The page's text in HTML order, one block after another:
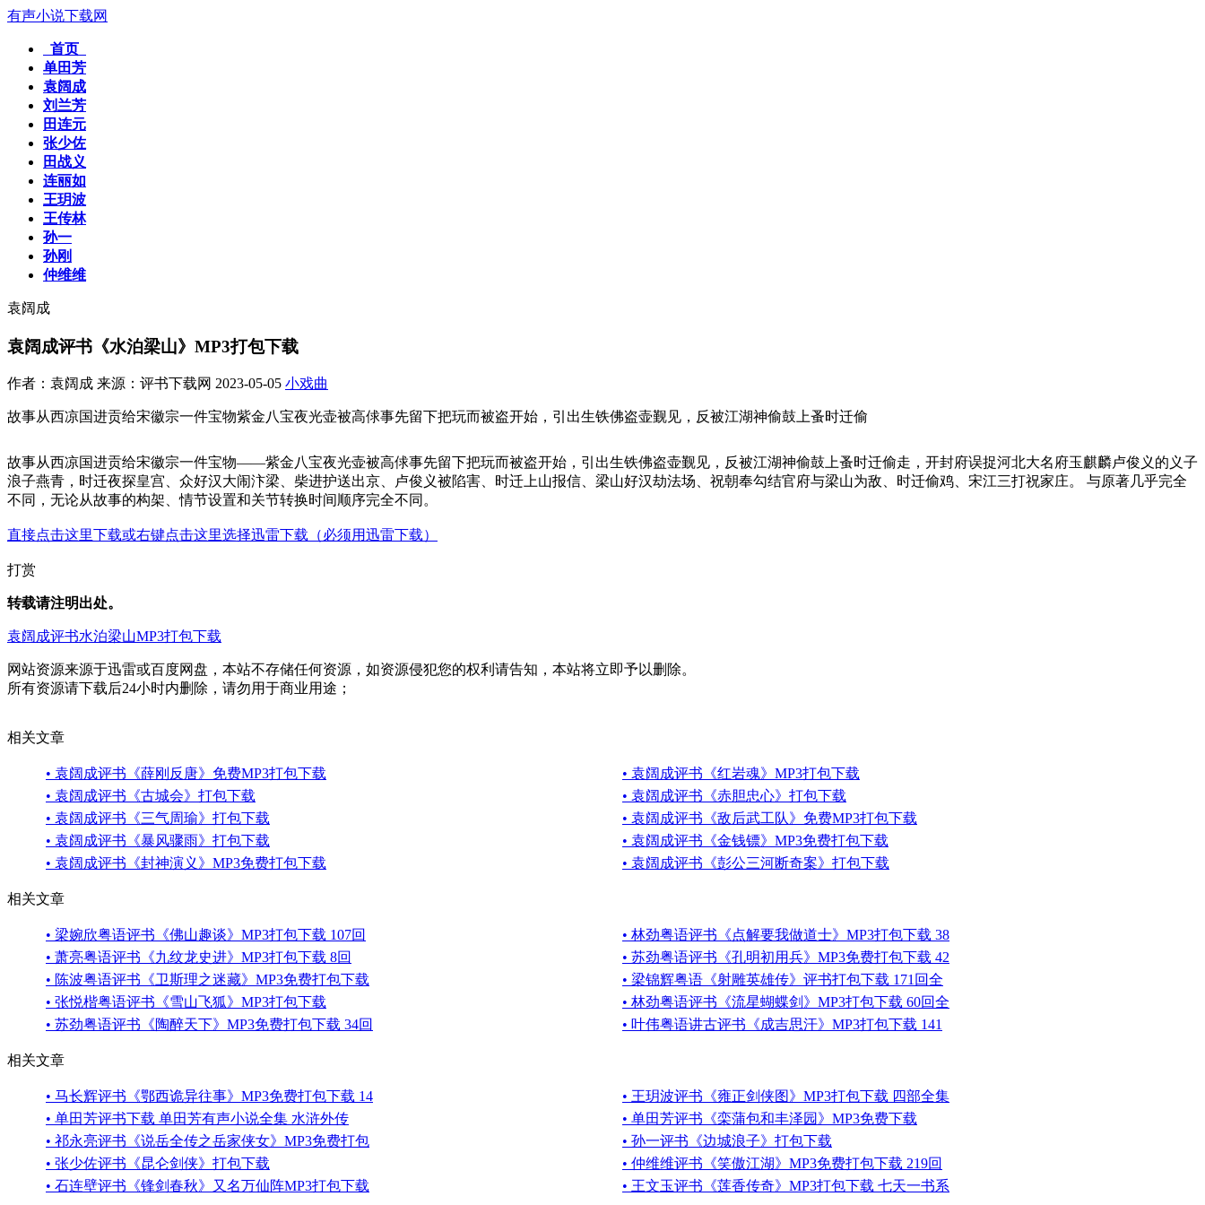
有声小说下载网
首页
单田芳
袁阔成
刘兰芳
田连元
张少佐
田战义
连丽如
王玥波
王传林
孙一
孙刚
仲维维
袁阔成
袁阔成评书《水泊梁山》MP3打包下载
作者：袁阔成 来源：评书下载网 2023-05-05 小戏曲
故事从西凉国进贡给宋徽宗一件宝物紫金八宝夜光壶被高俅事先留下把玩而被盗开始，引出生铁佛盗壶觐见，反被江湖神偷鼓上蚤时迁偷
故事从西凉国进贡给宋徽宗一件宝物——紫金八宝夜光壶被高俅事先留下把玩而被盗开始，引出生铁佛盗壶觐见，反被江湖神偷鼓上蚤时迁偷走，开封府误捉河北大名府玉麒麟卢俊义的义子
浪子燕青，时迁夜探皇宫、众好汉大闹汴梁、柴进护送出京、卢俊义被陷害、时迁上山报信、梁山好汉劫法场、祝朝奉勾结官府与梁山为敌、时迁偷鸡、宋江三打祝家庄。 与原著几乎完全
不同，无论从故事的构架、情节设置和关节转换时间顺序完全不同。
直接点击这里下载或右键点击这里选择迅雷下载（必须用迅雷下载）
打赏
转载请注明出处。
袁阔成评书水泊梁山MP3打包下载
网站资源来源于迅雷或百度网盘，本站不存储任何资源，如资源侵犯您的权利请告知，本站将立即予以删除。
所有资源请下载后24小时内删除，请勿用于商业用途；
相关文章
• 袁阔成评书《薛刚反唐》免费MP3打包下载
• 袁阔成评书《红岩魂》MP3打包下载
• 袁阔成评书《古城会》打包下载
• 袁阔成评书《赤胆忠心》打包下载
• 袁阔成评书《三气周瑜》打包下载
• 袁阔成评书《敌后武工队》免费MP3打包下载
• 袁阔成评书《暴风骤雨》打包下载
• 袁阔成评书《金钱镖》MP3免费打包下载
• 袁阔成评书《封神演义》MP3免费打包下载
• 袁阔成评书《彭公三河断奇案》打包下载
相关文章
• 梁婉欣粤语评书《佛山趣谈》MP3打包下载 107回
• 林劲粤语评书《点解要我做道士》MP3打包下载 38
• 萧亮粤语评书《九纹龙史进》MP3打包下载 8回
• 苏劲粤语评书《孔明初用兵》MP3免费打包下载 42
• 陈波粤语评书《卫斯理之迷藏》MP3免费打包下载
• 梁锦辉粤语《射雕英雄传》评书打包下载 171回全
• 张悦楷粤语评书《雪山飞狐》MP3打包下载
• 林劲粤语评书《流星蝴蝶剑》MP3打包下载 60回全
• 苏劲粤语评书《陶醉天下》MP3免费打包下载 34回
• 叶伟粤语讲古评书《成吉思汗》MP3打包下载 141
相关文章
• 马长辉评书《鄂西诡异往事》MP3免费打包下载 14
• 王玥波评书《雍正剑侠图》MP3打包下载 四部全集
• 单田芳评书下载 单田芳有声小说全集 水浒外传
• 单田芳评书《栾蒲包和丰泽园》MP3免费下载
• 祁永亮评书《说岳全传之岳家侠女》MP3免费打包
• 孙一评书《边城浪子》打包下载
• 张少佐评书《昆仑剑侠》打包下载
• 仲维维评书《笑傲江湖》MP3免费打包下载 219回
• 石连壁评书《锋剑春秋》又名万仙阵MP3打包下载
• 王文玉评书《莲香传奇》MP3打包下载 七天一书系